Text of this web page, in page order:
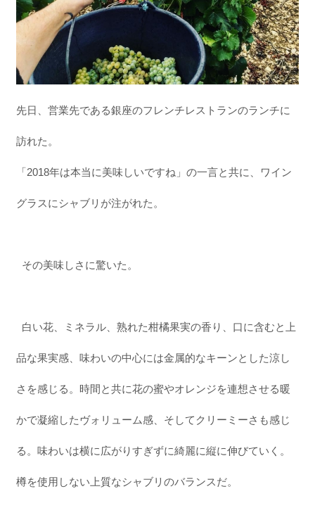
先日、営業先である銀座のフレンチレストランのランチに
訪れた。
「2018年は本当に美味しいですね」の一言と共に、ワイン
グラスにシャブリが注がれた。
その美味しさに驚いた。
白い花、ミネラル、熟れた柑橘果実の香り、口に含むと上
品な果実感、味わいの中心には金属的なキーンとした涼し
さを感じる。時間と共に花の蜜やオレンジを連想させる暖
かで凝縮したヴォリューム感、そしてクリーミーさも感じ
る。味わいは横に広がりすぎずに綺麗に縦に伸びていく。
樽を使用しない上質なシャブリのバランスだ。